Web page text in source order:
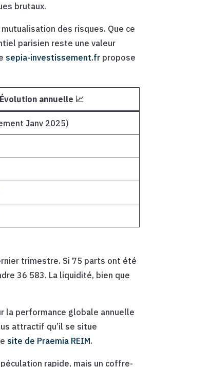
brutaux.
des risques. Que ce
parisien reste une valeur
sepia-investissement.fr propose
Évolution annuelle 📈
Janv 2025)
trimestre. Si 75 parts ont été
36 583. La liquidité, bien que
la performance globale annuelle
attractif qu’il se situe
site de Praemia REIM.
rapide, mais un coffre-